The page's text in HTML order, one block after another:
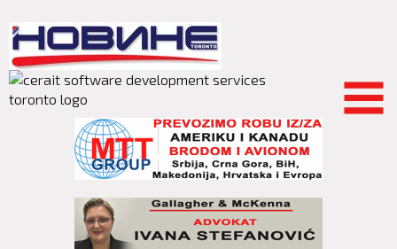
main
content